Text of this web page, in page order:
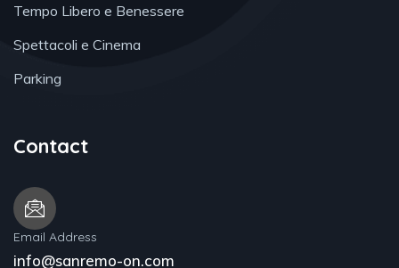
Tempo Libero e Benessere
Spettacoli e Cinema
Parking
Contact
Email Address
info@sanremo-on.com